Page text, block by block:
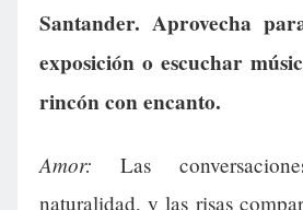
Santander. Aprovecha
exposición o escuchar
rincón con encanto.
Amor: Las
naturalidad, y las risas